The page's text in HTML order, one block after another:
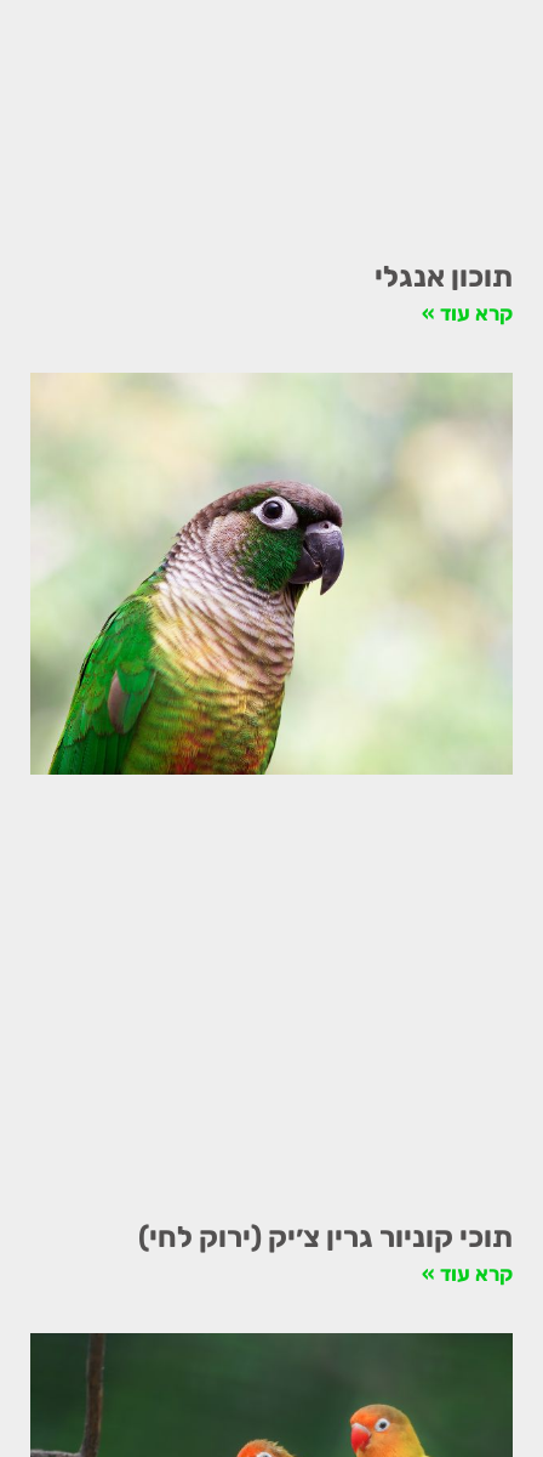
תוכון אנגלי
קרא עוד »
תוכי קוניור גרין צ׳יק (ירוק לחי)
קרא עוד »